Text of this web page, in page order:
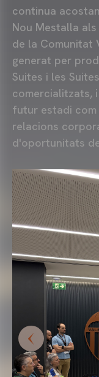
continua
Nou Mestalla
de la Comunitat
generat per
Suites i les
comercialitzats,
futur estadi
relacions
d'oportunitats